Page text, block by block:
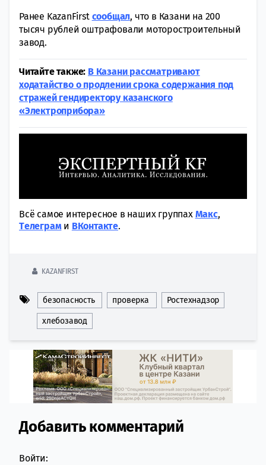
Ранее KazanFirst сообщал, что в Казани на 200
тысяч рублей оштрафовали моторостроительный
завод.
Читайте также: В Казани рассматривают
ходатайство о продлении срока содержания под
стражей гендиректору казанского
«Электроприбора»
Всё самое интересное в наших группах Макс,
Tелеграми ВКонтакте.
KAZANFIRST
безопасность проверка Ростехнадзор
хлебозавод
Comment section
Добавить комментарий
Войти: